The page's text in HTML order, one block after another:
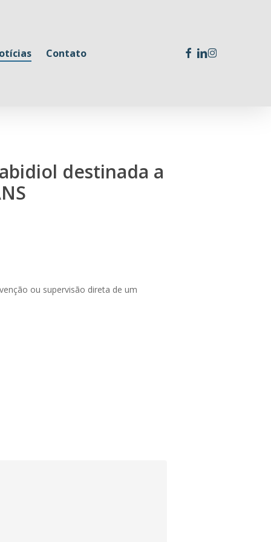
Contato facebook
linkedin
instagram
destinada a
ou supervisão direta de um